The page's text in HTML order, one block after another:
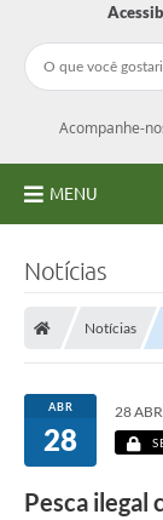
Acompanhe-
MENU
Licitações
Transparência
Concursos e
Notícias
Notícias
ABR
28
28
Pesca ilegal